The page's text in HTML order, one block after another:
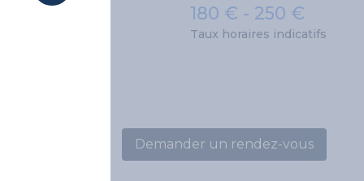
180 € - 250 €
Taux horaires indicatifs
Demander un rendez-vous